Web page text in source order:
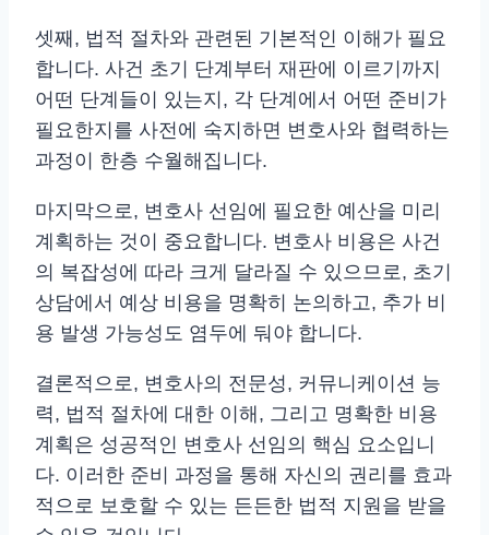
셋째, 법적 절차와 관련된 기본적인 이해가 필요
합니다. 사건 초기 단계부터 재판에 이르기까지
어떤 단계들이 있는지, 각 단계에서 어떤 준비가
필요한지를 사전에 숙지하면 변호사와 협력하는
과정이 한층 수월해집니다.
마지막으로, 변호사 선임에 필요한 예산을 미리
계획하는 것이 중요합니다. 변호사 비용은 사건
의 복잡성에 따라 크게 달라질 수 있으므로, 초기
상담에서 예상 비용을 명확히 논의하고, 추가 비
용 발생 가능성도 염두에 둬야 합니다.
결론적으로, 변호사의 전문성, 커뮤니케이션 능
력, 법적 절차에 대한 이해, 그리고 명확한 비용
계획은 성공적인 변호사 선임의 핵심 요소입니
다. 이러한 준비 과정을 통해 자신의 권리를 효과
적으로 보호할 수 있는 든든한 법적 지원을 받을